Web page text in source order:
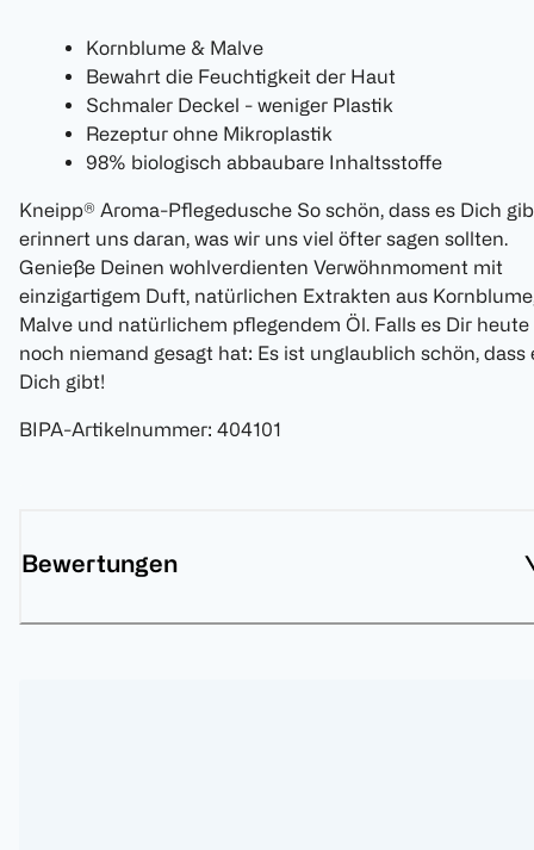
Kornblume & Malve
Bewahrt die Feuchtigkeit der Haut
Schmaler Deckel - weniger Plastik
Rezeptur ohne Mikroplastik
98% biologisch abbaubare Inhaltsstoffe
Kneipp® Aroma-Pflegedusche So schön, dass es Dich
erinnert uns daran, was wir uns viel öfter sagen sollten.
Genieße Deinen wohlverdienten Verwöhnmoment mit
einzigartigem Duft, natürlichen Extrakten aus
Malve und natürlichem pflegendem Öl. Falls es Dir heute
noch niemand gesagt hat: Es ist unglaublich schön, dass
Dich gibt!
BIPA-Artikelnummer: 404101
Bewertungen